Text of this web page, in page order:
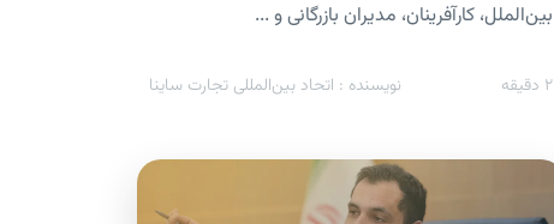
بین‌الملل، کارآفرینان، مدیران بازرگانی و ...
2 دقیقه نویسنده : اتحاد بین‌المللی تجارت ساینا